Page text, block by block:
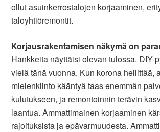
ollut asuinkerrostalojen korjaaminen,
taloyhtiöremontit.
Korjausrakentamisen näkymä on
Hankkeita näyttäisi olevan tulossa. DIY
vielä tänä vuonna. Kun korona hellittää,
mielenkiinto kääntyä taas enemmän
kulutukseen, ja remontoinnin terävin
laantua. Ammattimainen korjaaminen
rajoituksista ja epävarmuudesta.